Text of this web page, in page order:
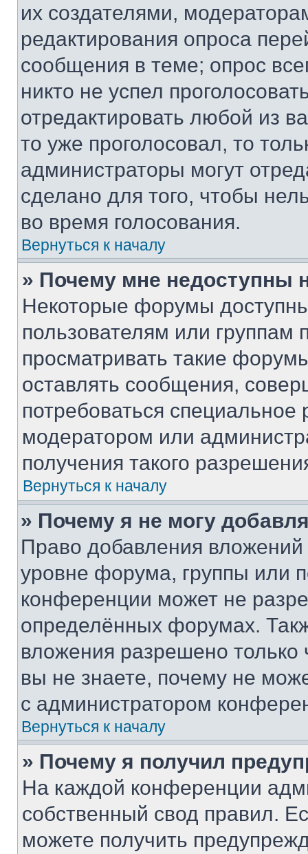
их создателями,
редактирования опроса
сообщения в теме; опрос
никто не успел
отредактировать любой из
то уже проголосовал, то
администраторы могут
сделано для того, чтобы
во время голосования.
Вернуться к началу
» Почему мне недоступны
Некоторые форумы
пользователям или группам
просматривать такие
оставлять сообщения,
потребоваться
модератором или
получения такого
Вернуться к началу
» Почему я не могу
Право добавления
уровне форума, группы или
конференции может не
определённых форумах.
вложения разрешено
вы не знаете, почему не
с администратором
Вернуться к началу
» Почему я получил
На каждой конференции
собственный свод правил.
можете получить